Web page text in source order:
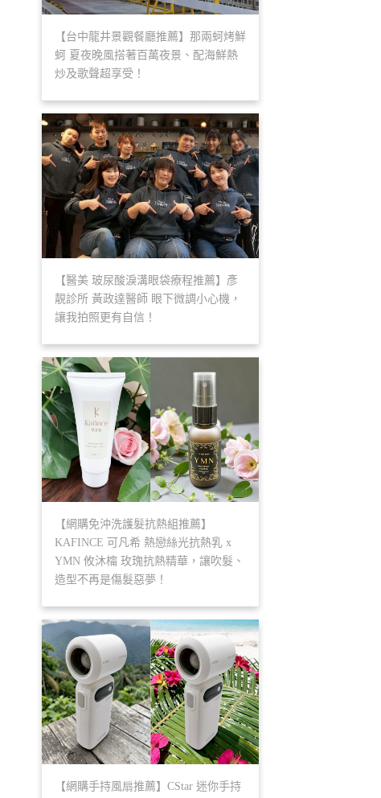
【台中龍井景觀餐廳推薦】那兩蚵烤鮮
蚵 夏夜晚風搭著百萬夜景、配海鮮熱
炒及歌聲超享受！
【醫美 玻尿酸淚溝眼袋療程推薦】彥
靚診所 黃政達醫師 眼下微調小心機，
讓我拍照更有自信！
【網購免沖洗護髮抗熱組推薦】
KAFINCE 可凡希 熱戀絲光抗熱乳 x
YMN 攸沐橣 玫瑰抗熱精華，讓吹髮、
造型不再是傷髮惡夢！
【網購手持風扇推薦】CStar 迷你手持